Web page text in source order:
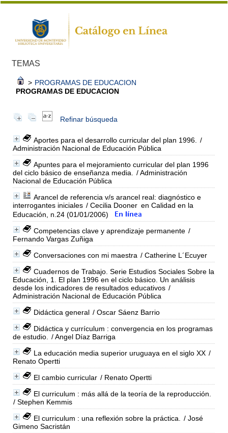
TEMAS
> PROGRAMAS DE EDUCACION
PROGRAMAS DE EDUCACION
Refinar búsqueda
Aportes para el desarrollo curricular del plan 1996.
/
Administración Nacional de Educación Pública
Apuntes para el mejoramiento curricular del plan 1996
del ciclo básico de enseñanza media.
/ Administración
Nacional de Educación Pública
Arancel de referencia v/s arancel real: diagnóstico e
interrogantes iniciales / Cecilia Dooner en Calidad en la
Educación, n.24 (01/01/2006)
Competencias clave y aprendizaje permanente /
Fernando Vargas Zuñiga
Conversaciones con mi maestra / Catherine L´Ecuyer
Cuadernos de Trabajo. Serie Estudios Sociales Sobre la
Educación, 1. El plan 1996 en el ciclo básico. Un análisis
desde los indicadores de resultados educativos /
Administración Nacional de Educación Pública
Didáctica general / Oscar Sáenz Barrio
Didáctica y currículum : convergencia en los programas
de estudio.
/ Angel Díaz Barriga
La educación media superior uruguaya en el siglo XX /
Renato Opertti
El cambio curricular / Renato Opertti
El curriculum : más allá de la teoría de la reproducción.
/ Stephen Kemmis
El curriculum : una reflexión sobre la práctica.
/ José
Gimeno Sacristán